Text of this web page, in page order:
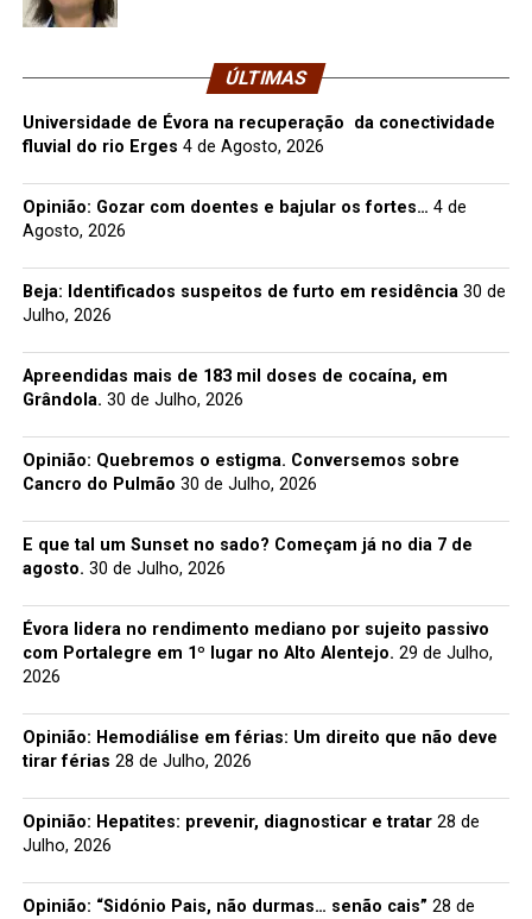
ÚLTIMAS
Universidade de Évora na recuperação da conectividade
fluvial do rio Erges 4 de Agosto, 2026
Opinião: Gozar com doentes e bajular os fortes… 4 de
Agosto, 2026
Beja: Identificados suspeitos de furto em residência 30 de
Julho, 2026
Apreendidas mais de 183 mil doses de cocaína, em
Grândola. 30 de Julho, 2026
Opinião: Quebremos o estigma. Conversemos sobre
Cancro do Pulmão 30 de Julho, 2026
E que tal um Sunset no sado? Começam já no dia 7 de
agosto. 30 de Julho, 2026
Évora lidera no rendimento mediano por sujeito passivo
com Portalegre em 1º lugar no Alto Alentejo. 29 de Julho,
2026
Opinião: Hemodiálise em férias: Um direito que não deve
tirar férias 28 de Julho, 2026
Opinião: Hepatites: prevenir, diagnosticar e tratar 28 de
Julho, 2026
Opinião: “Sidónio Pais, não durmas… senão cais” 28 de